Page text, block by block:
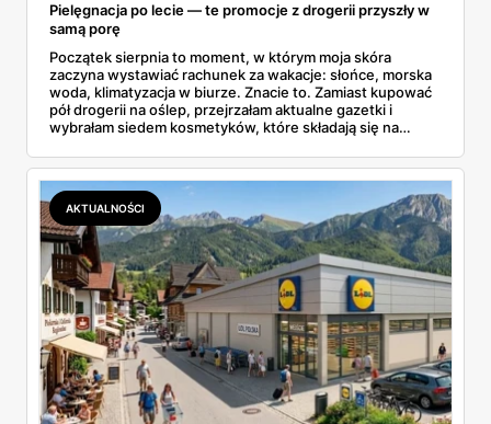
Pielęgnacja po lecie — te promocje z drogerii przyszły w
samą porę
Początek sierpnia to moment, w którym moja skóra
zaczyna wystawiać rachunek za wakacje: słońce, morska
woda, klimatyzacja w biurze. Znacie to. Zamiast kupować
pół drogerii na oślep, przejrzałam aktualne gazetki i
wybrałam siedem kosmetyków, które składają się na
dermokosmetyki Vichy. Wszystkie ceny sprawdziłam w
ofertach, terminy też.
AKTUALNOŚCI